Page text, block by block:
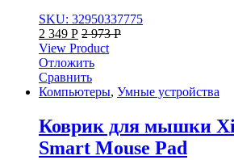
SKU: 32950337775
2 349 Р 2 973Р
View Product
Отложить
Сравнить
Компьютеры, Умные устройства
Коврик для мышки
Smart Mouse Pad